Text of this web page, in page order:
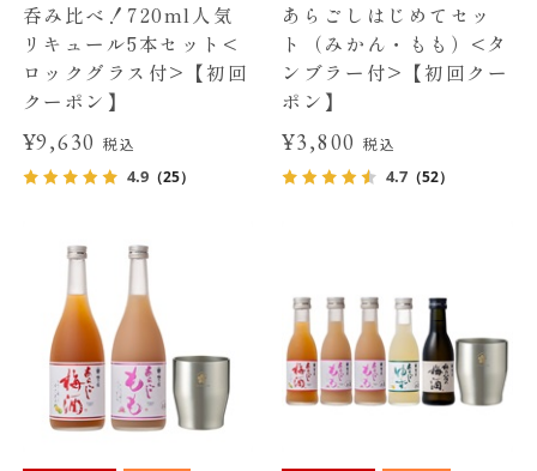
呑み比べ！720ml人気
リキュール5本セット<
ロックグラス付>【初回
クーポン】
¥9,630税込
4.9（25）
あらごしはじめてセッ
ト（みかん・もも）<タ
ンブラー付>【初回クー
ポン】
¥3,800 税込
4.7 （52）